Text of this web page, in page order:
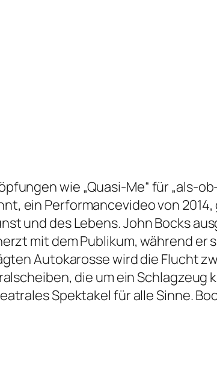
wie „Quasi-Me“ für „als-
, ein Performancevideo von
und des Lebens. John Bocks
mit dem Publikum, während
Autokarosse wird die Flucht
die um ein Schlagzeug
Spektakel für alle Sinne.